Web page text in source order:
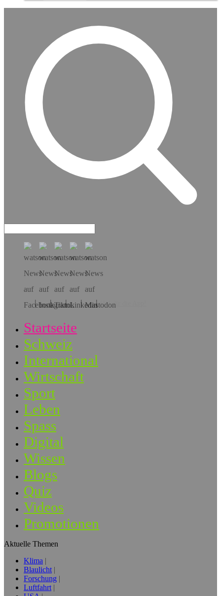
Hol dir die App!
Startseite
Schweiz
International
Wirtschaft
Sport
Leben
Spass
Digital
Wissen
Blogs
Quiz
Videos
Promotionen
Aktuelle Themen
Klima
Blaulicht
Forschung
Luftfahrt